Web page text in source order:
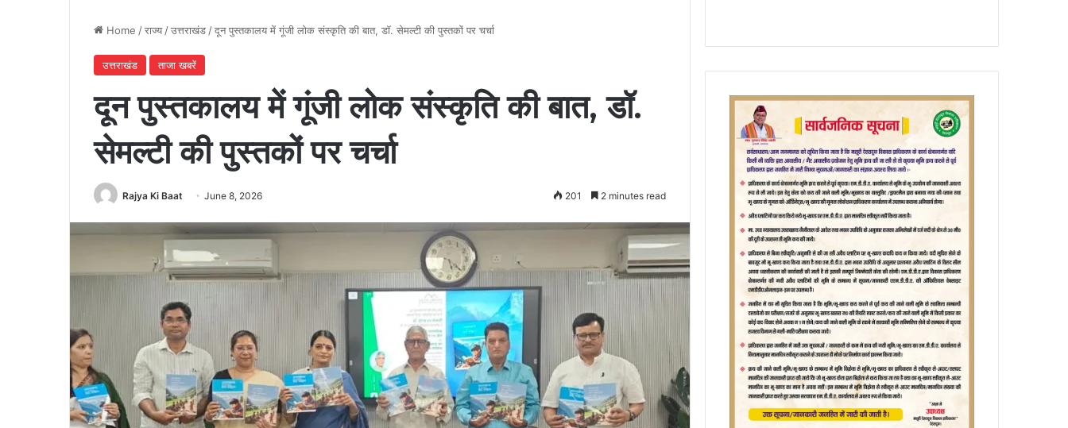
Home /राज्य /उत्तराखंड /दून पुस्तकालय में गूंजी लोक संस्कृति की बात, डॉ. सेमल्टी की पुस्तकों पर चर्चा
उत्तराखंड ताजा खबरें
दून पुस्तकालय में गूंजी लोक संस्कृति की बात, डॉ.
सेमल्टी की पुस्तकों पर चर्चा
Rajya Ki Baat June 8, 2026 201 2 minutes read